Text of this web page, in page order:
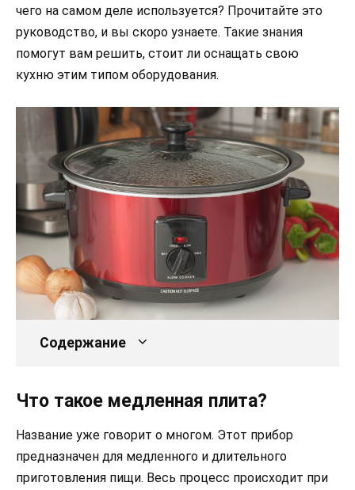
чего на самом деле используется? Прочитайте это
руководство, и вы скоро узнаете. Такие знания
помогут вам решить, стоит ли оснащать свою
кухню этим типом оборудования.
Содержание
Что такое медленная плита?
Название уже говорит о многом. Этот прибор
предназначен для медленного и длительного
приготовления пищи. Весь процесс происходит при